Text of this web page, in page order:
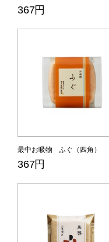
367円
最中お吸物 ふぐ（四角）
367円